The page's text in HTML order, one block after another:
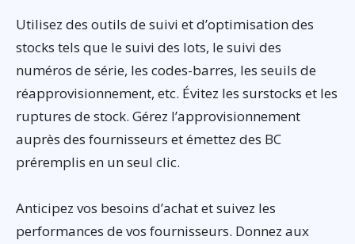
Utilisez des outils de suivi et d’optimisation des
stocks tels que le suivi des lots, le suivi des
numéros de série, les codes-barres, les seuils de
réapprovisionnement, etc. Évitez les surstocks et les
ruptures de stock. Gérez l’approvisionnement
auprès des fournisseurs et émettez des BC
préremplis en un seul clic.
Anticipez vos besoins d’achat et suivez les
performances de vos fournisseurs. Donnez aux